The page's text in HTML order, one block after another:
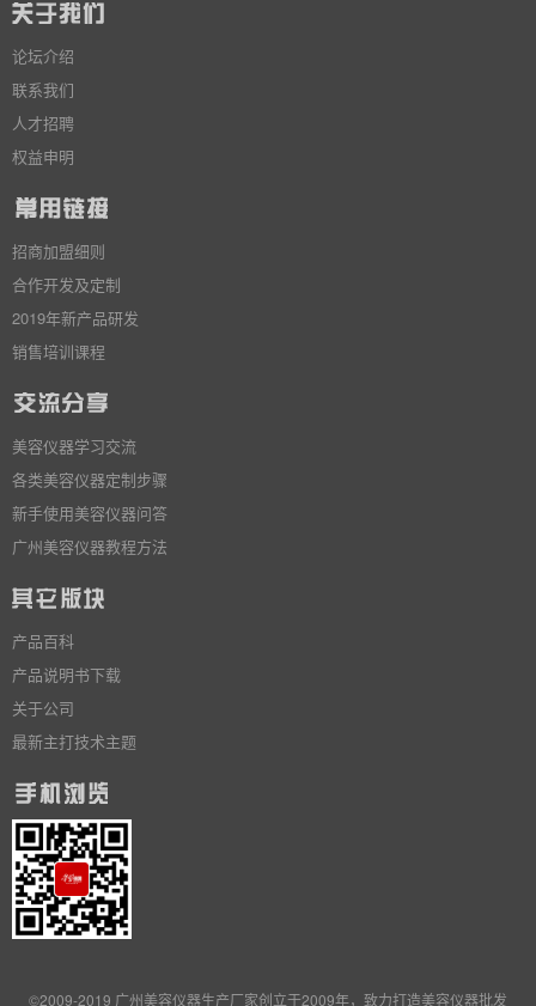
论坛介绍
联系我们
人才招聘
权益申明
招商加盟细则
合作开发及定制
2019年新产品研发
销售培训课程
美容仪器学习交流
各类美容仪器定制步骤
新手使用美容仪器问答
广州美容仪器教程方法
产品百科
产品说明书下载
关于公司
最新主打技术主题
©2009-2019 广州美容仪器生产厂家创立于2009年，致力打造美容仪器批发